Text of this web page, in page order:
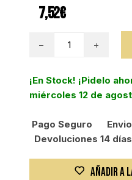
7,52€
0,5
L
¡En Stock! ¡Pidelo
miércoles 12 de
Pago Seguro
Devoluciones 14 días
AÑADIR A